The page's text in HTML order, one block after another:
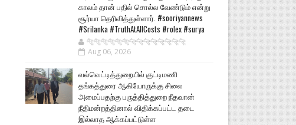
காலம் தான் பதில் சொல்ல வேண்டும் என்று
சூர்யா தெரிவித்துள்ளார். #sooriyannews
#Srilanka #TruthAtAllCosts #rolex #surya
🐅🐅🐅🐅🐅🐅🐆🐆🐆🐆🐆🐆🐆🐆
Aug 06, 2026
வல்வெட்டித்துறையில் குட்டிமணி
தங்கத்துரை ஆகியோருக்கு சிலை
அமைப்பதற்கு பருத்தித்துறை நீதவான்
நீதிமன்றத்தினால் விதிக்கப்பட்ட தடை
இல்லாத ஆக்கப்பட்டுள்ள